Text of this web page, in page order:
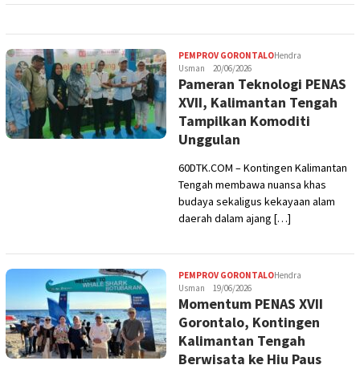
PEMPROV GORONTALOHendra
Usman
20/06/2026
Pameran Teknologi PENAS
XVII, Kalimantan Tengah
Tampilkan Komoditi
Unggulan
60DTK.COM – Kontingen Kalimantan
Tengah membawa nuansa khas
budaya sekaligus kekayaan alam
daerah dalam ajang […]
PEMPROV GORONTALOHendra
Usman
19/06/2026
Momentum PENAS XVII
Gorontalo, Kontingen
Kalimantan Tengah
Berwisata ke Hiu Paus